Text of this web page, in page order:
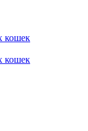
кошек
кошек